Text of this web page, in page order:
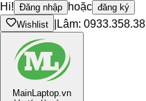
Hi! Đăng nhập hoặc đăng ký
Wishlist
Lâm:
MainLaptop.vn